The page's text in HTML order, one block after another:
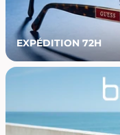
EXPÉDITION 72H